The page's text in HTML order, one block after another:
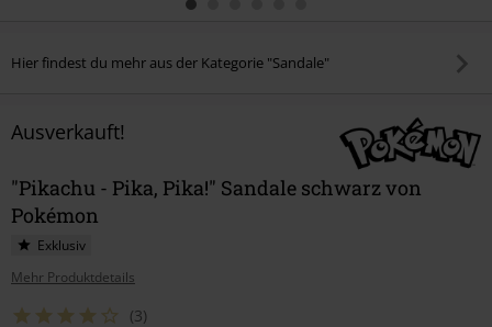
Hier findest du mehr aus der Kategorie "Sandale"
Ausverkauft!
"Pikachu - Pika, Pika!" Sandale schwarz von
Pokémon
Exklusiv
Mehr Produktdetails
(3)